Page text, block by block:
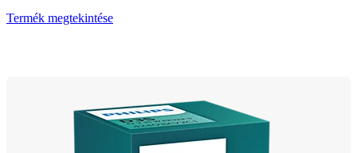
Termék megtekintése